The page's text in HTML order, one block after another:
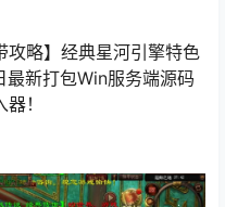
攻略】经典星河引擎特色
新打包Win服务端源码
！